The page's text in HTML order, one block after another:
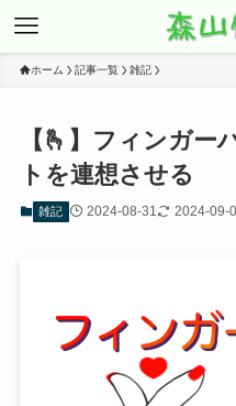
ホーム 記事一覧 雑記
【🫰】フィンガー
トを連想させる
雑記 2024-08-31 2024-09-